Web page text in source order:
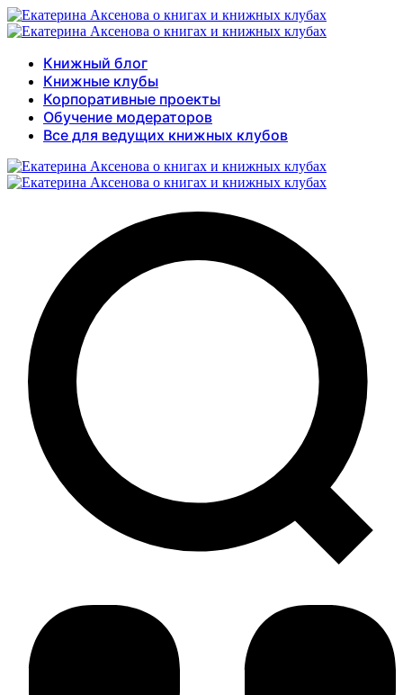
Книжный блог
Книжные клубы
Корпоративные проекты
Обучение модераторов
Все для ведущих книжных клубов